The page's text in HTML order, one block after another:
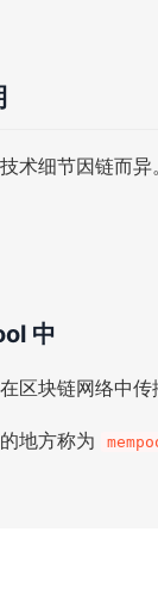
术细节因链而
中
区块链网络中传
地方称为